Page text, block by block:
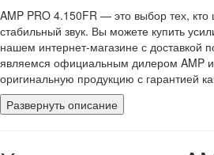
AMP PRO 4.150FR — это выбор тех,
стабильный звук. Вы можете купить
нашем интернет-магазине с доставкой
являемся официальным дилером AMP и
оригинальную продукцию с гарантией
Развернуть описание